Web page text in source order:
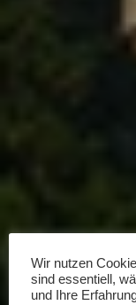
Wir nutzen
sind essentiell,
und Ihre